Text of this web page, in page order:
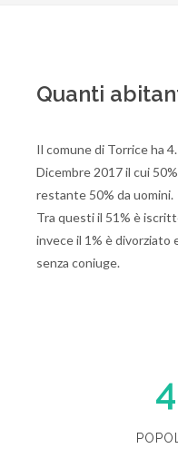
Quanti
Il comune di Torrice ha
Dicembre 2017 il cui
restante 50% da uomini.
Tra questi il 51% è
invece il 1% è divorziato
senza coniuge.